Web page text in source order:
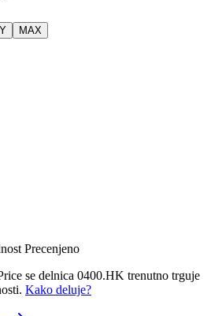
MAX
Precenjeno
se delnica 0400.HK trenutno trguje
Kako deluje?